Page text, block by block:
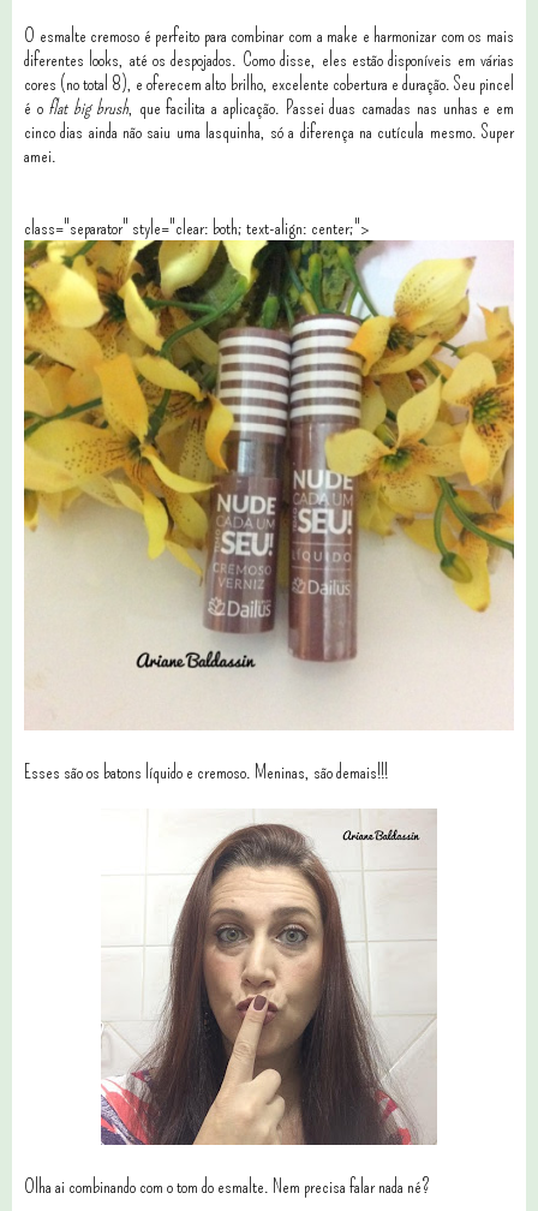
O esmalte cremoso é perfeito para combinar com a make e harmonizar com os mais
diferentes looks, até os despojados. Como disse, eles estão disponíveis em várias
cores (no total 8), e oferecem alto brilho, excelente cobertura e duração. Seu pincel
é o flat big brush, que facilita a aplicação. Passei duas camadas nas unhas e em
cinco dias ainda não saiu uma lasquinha, só a diferença na cutícula mesmo. Super
amei.
class="separator" style="clear: both; text-align: center;">
Esses são os batons líquido e cremoso. Meninas, são demais!!!
Olha ai combinando com o tom do esmalte. Nem precisa falar nada né?